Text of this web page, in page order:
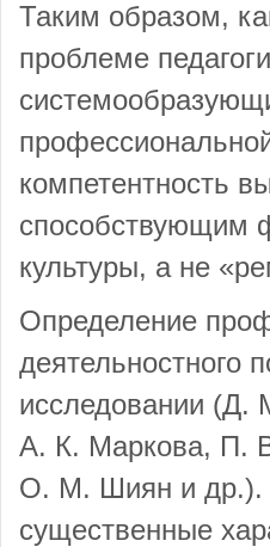
Таким образом,
проблеме
компетентность
способствующим
культуры, а не
Определение
деятельностного
исследовании
А. К. Маркова, П.
О. М. Шиян и др.).
существенные